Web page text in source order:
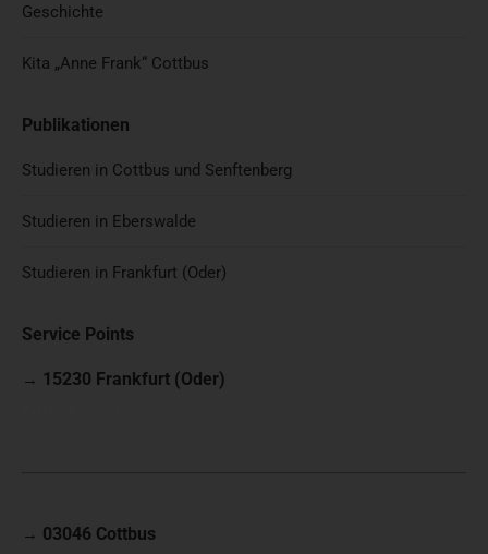
Geschichte
Kita „Anne Frank“ Cottbus
Publikationen
Studieren in Cottbus und Senftenberg
Studieren in Eberswalde
Studieren in Frankfurt (Oder)
Service Points
→ 15230 Frankfurt (Oder)
→ 03046 Cottbus